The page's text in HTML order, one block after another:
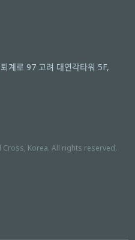
계로 97 고려 대연각타워 5F,
Korea. All rights reserved.